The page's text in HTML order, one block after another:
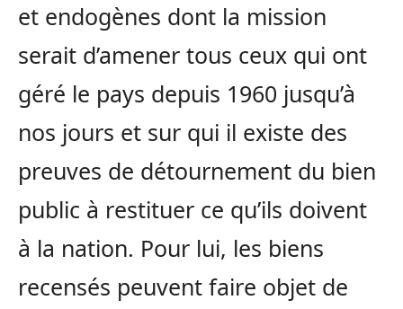
et endogènes dont la mission
serait d’amener tous ceux qui ont
géré le pays depuis 1960 jusqu’à
nos jours et sur qui il existe des
preuves de détournement du bien
public à restituer ce qu’ils doivent
à la nation. Pour lui, les biens
recensés peuvent faire objet de